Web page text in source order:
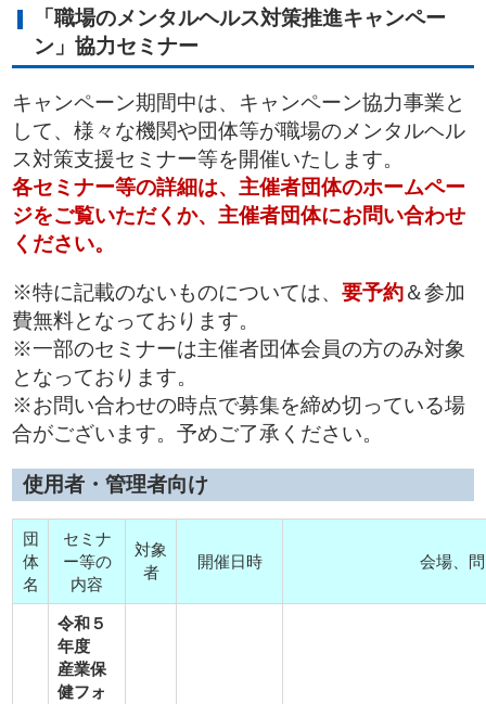
「職場のメンタルヘルス対策推進キャンペー
ン」協力セミナー
キャンペーン期間中は、キャンペーン協力事業と
して、様々な機関や団体等が職場のメンタルヘル
ス対策支援セミナー等を開催いたします。
各セミナー等の詳細は、主催者団体のホームペー
ジをご覧いただくか、主催者団体にお問い合わせ
ください。
※特に記載のないものについては、 要予約＆参加
費無料となっております。
※一部のセミナーは主催者団体会員の方のみ対象
となっております。
※お問い合わせの時点で募集を締め切っている場
合がございます。予めご了承ください。
使用者・管理者向け
団
体
名
セミナ
ー等の
内容
対象
者
開催日時 会場、
令和５
年度
産業保
健フォ